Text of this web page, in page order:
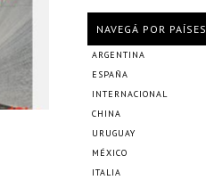
NAVEGÁ POR PAÍSES
ARGENTINA
ESPAÑA
INTERNACIONAL
CHINA
URUGUAY
MÉXICO
ITALIA